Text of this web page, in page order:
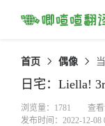
首页 偶像
日宅：Liella!
浏览量：1781 查
发布时间：2022-12-08